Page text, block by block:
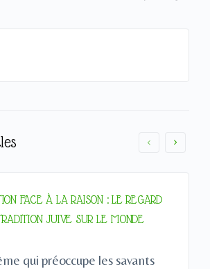
FACE À LA RAISON : LE REGARD
JUIVE SUR LE MONDE
qui préoccupe les savants